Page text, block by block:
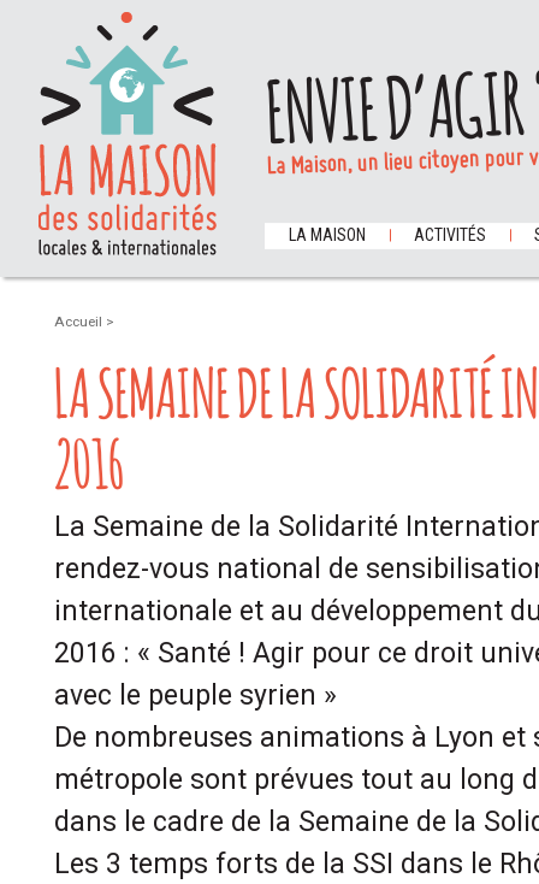
ENVIE
La Maison, un lieu citoyen
LA MAISON ACTIVITÉS
Accueil >
LA SEMAINE DE LA SOLIDARITÉ
2016
La Semaine de la Solidarité
rendez-vous national de
internationale et au développement
2016 : « Santé ! Agir pour ce droit
avec le peuple syrien »
De nombreuses animations à Lyon
métropole sont prévues tout au long
dans le cadre de la Semaine de la
Les 3 temps forts de la SSI dans le